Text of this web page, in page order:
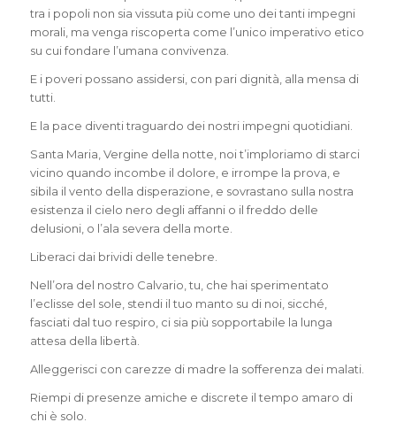
tra i popoli non sia vissuta più come uno dei tanti impegni
morali, ma venga riscoperta come l’unico imperativo etico
su cui fondare l’umana convivenza.
E i poveri possano assidersi, con pari dignità, alla mensa di
tutti.
E la pace diventi traguardo dei nostri impegni quotidiani.
Santa Maria, Vergine della notte, noi t’imploriamo di starci
vicino quando incombe il dolore, e irrompe la prova, e
sibila il vento della disperazione, e sovrastano sulla nostra
esistenza il cielo nero degli affanni o il freddo delle
delusioni, o l’ala severa della morte.
Liberaci dai brividi delle tenebre.
Nell’ora del nostro Calvario, tu, che hai sperimentato
l’eclisse del sole, stendi il tuo manto su di noi, sicché,
fasciati dal tuo respiro, ci sia più sopportabile la lunga
attesa della libertà.
Alleggerisci con carezze di madre la sofferenza dei malati.
Riempi di presenze amiche e discrete il tempo amaro di
chi è solo.